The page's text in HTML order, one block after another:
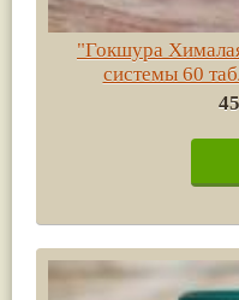
"Гокшура
системы 60